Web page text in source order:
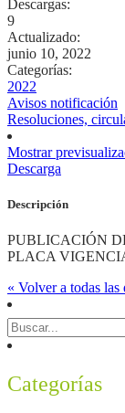
Descargas:
9
Actualizado:
junio 10, 2022
Categorías:
2022
Avisos notificación
Resoluciones,
Mostrar
Descarga
Descripción
PUBLICACIÓN
PLACA
« Volver a todas las
Categorías